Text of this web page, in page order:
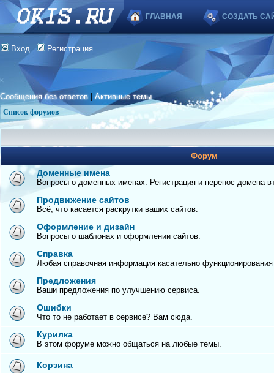
ГЛАВНАЯ СОЗДАТЬ
Вход Регистрация
Сообщения без ответов |Активные темы
Список форумов
Форум
Доменные имена
Вопросы о доменных именах. Регистрация и перенос домена
Продвижение сайтов
Всё, что касается раскрутки ваших сайтов.
Оформление и дизайн
Вопросы о шаблонах и оформлении сайтов.
Справка
Любая справочная информация касательно
Предложения
Ваши предложения по улучшению сервиса.
Ошибки
Что то не работает в сервисе? Вам сюда.
Курилка
В этом форуме можно общаться на любые темы.
Корзина